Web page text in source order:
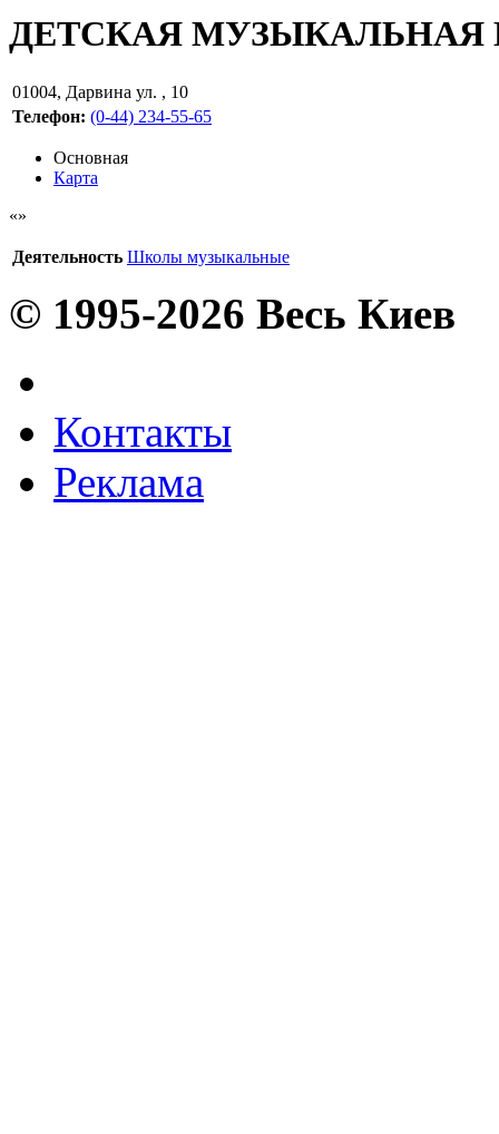
ДЕТСКАЯ
01004, Дарвина ул. , 10
Телефон: (0-44) 234-55-65
Основная
Карта
Деятельность Школы музыкальные
© 1995-2026 Весь Киев
Контакты
Реклама